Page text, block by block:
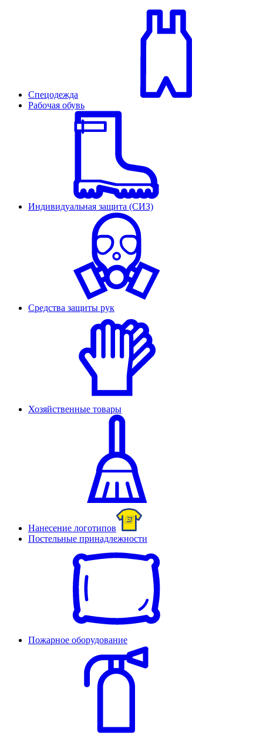
Спецодежда
Рабочая обувь
Индивидуальная защита (СИЗ)
Средства защиты рук
Хозяйственные товары
Нанесение логотипов
Постельные принадлежности
Пожарное оборудование